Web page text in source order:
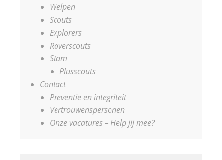
Welpen
Scouts
Explorers
Roverscouts
Stam
Plusscouts
Contact
Preventie en integriteit
Vertrouwenspersonen
Onze vacatures – Help jij mee?